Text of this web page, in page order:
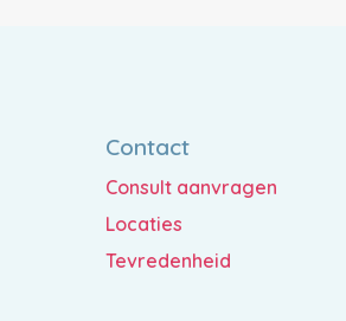
Contact
Consult aanvragen
Locaties
Tevredenheid